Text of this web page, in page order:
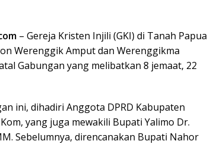
– Gereja Kristen Injili (GKI) di Tanah Papua
Werenggik Amput dan Werenggikma
Gabungan yang melibatkan 8 jemaat, 22
ini, dihadiri Anggota DPRD Kabupaten
yang juga mewakili Bupati Yalimo Dr.
Sebelumnya, direncanakan Bupati Nahor